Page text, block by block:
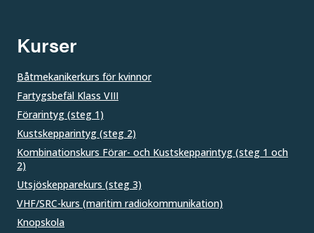
Kurser
Båtmekanikerkurs för kvinnor
Fartygsbefäl Klass VIII
Förarintyg (steg 1)
Kustskepparintyg (steg 2)
Kombinationskurs Förar- och Kustskepparintyg (steg 1 och
2)
Utsjöskepparekurs (steg 3)
VHF/SRC-kurs (maritim radiokommunikation)
Knopskola